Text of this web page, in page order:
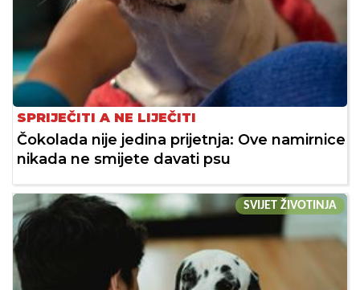
SPRIJEČITI A NE LIJEČITI
Čokolada nije jedina prijetnja: Ove namirnice
nikada ne smijete davati psu
SVIJET ŽIVOTINJA